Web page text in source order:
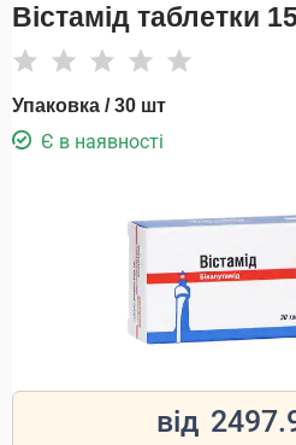
Вістамід таблетки
Упаковка / 30 шт
Є в наявності
від